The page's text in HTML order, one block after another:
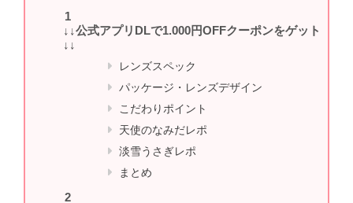
↓↓公式アプリDLで1.000円OFFクーポンをゲット
↓↓
レンズスペック
パッケージ・レンズデザイン
こだわりポイント
天使のなみだレポ
淡雪うさぎレポ
まとめ